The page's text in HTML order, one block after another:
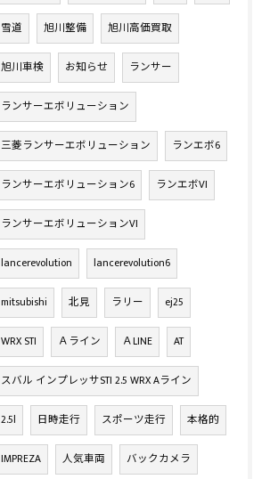
雪道 旭川整備 旭川高価買取
旭川車検 お知らせ ランサー
ランサーエボリューション
三菱ランサーエボリューション ランエボ6
ランサーエボリューション6 ランエボVI
ランサーエボリューションVI
lancerevolution lancerevolution6
mitsubishi 北見 ラリー ej25
WRX STI Ａライン ＡLINE AT
スバル インプレッサSTI 2.5 WRX Aライン
2.5l 日時走行 スポーツ走行 本格的
IMPREZA 人気車両 バックカメラ